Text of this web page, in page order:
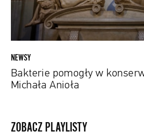
NEWSY
Bakterie pomogły w
Michała Anioła
ZOBACZ PLAYLISTY